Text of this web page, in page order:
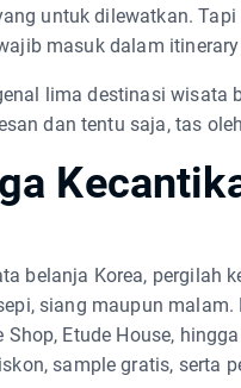
untuk dilewatkan.
masuk dalam
lima destinasi wisata
dan tentu saja, tas
belanja Korea, pergilah
siang maupun
Etude House,
sample gratis, serta